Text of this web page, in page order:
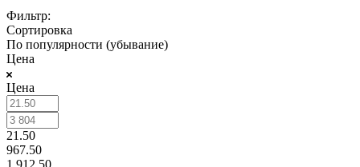
Фильтр:
Сортировка
По популярности (убывание)
Цена
Цена
21.50
967.50
1 912.50